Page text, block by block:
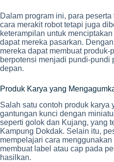
Dalam program ini, para
cara merakit robot tetapi juga
keterampilan untuk
dapat mereka pasarkan.
mereka dapat membuat produk-
berpotensi menjadi pundi-pundi
depan.
Produk Karya yang
Salah satu contoh produk karya
gantungan kunci dengan
seperti golok dan Kujang, yang
Kampung Dokdak. Selain itu,
mempelajari cara
membuat label atau cap pada
hasilkan.